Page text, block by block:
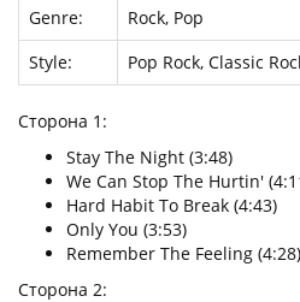
Genre:
Rock, Pop
Style:
Pop Rock, Classic
Сторона 1:
Stay The Night (3:48)
We Can Stop The Hurtin'
Hard Habit To Break (4:43)
Only You (3:53)
Remember The Feeling (4:28)
Сторона 2: